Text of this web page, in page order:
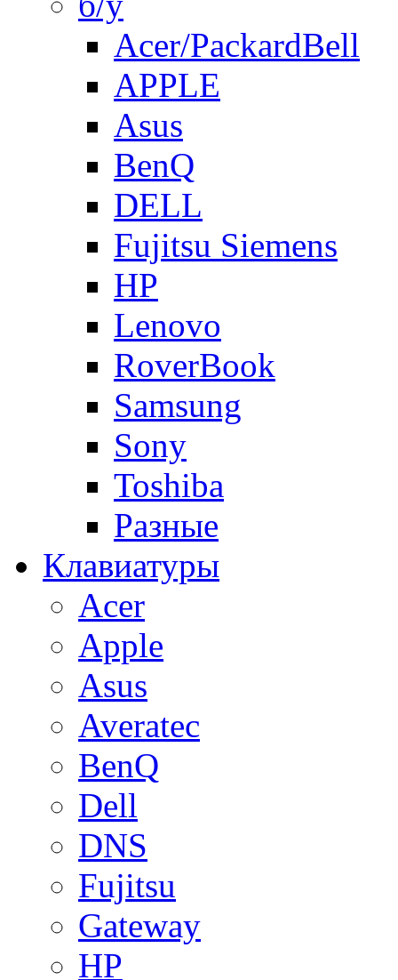
Acer/PackardBell
APPLE
Asus
BenQ
DELL
Fujitsu Siemens
HP
Lenovo
RoverBook
Samsung
Sony
Toshiba
Разные
Клавиатуры
Acer
Apple
Asus
Averatec
BenQ
Dell
DNS
Fujitsu
Gateway
HP